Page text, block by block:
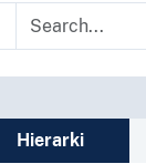
i vokabularet
Hierarki